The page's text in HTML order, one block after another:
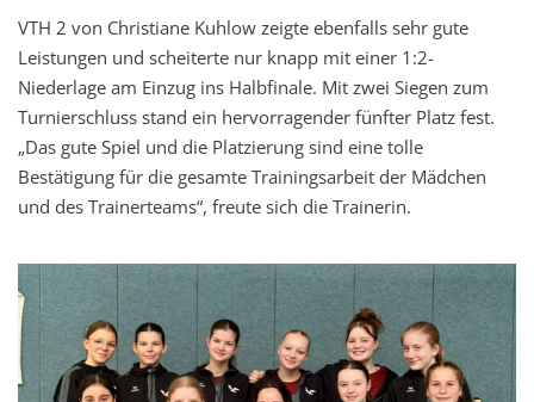
VTH 2 von Christiane Kuhlow zeigte ebenfalls sehr gute
Leistungen und scheiterte nur knapp mit einer 1:2-
Niederlage am Einzug ins Halbfinale. Mit zwei Siegen zum
Turnierschluss stand ein hervorragender fünfter Platz fest.
„Das gute Spiel und die Platzierung sind eine tolle
Bestätigung für die gesamte Trainingsarbeit der Mädchen
und des Trainerteams“, freute sich die Trainerin.